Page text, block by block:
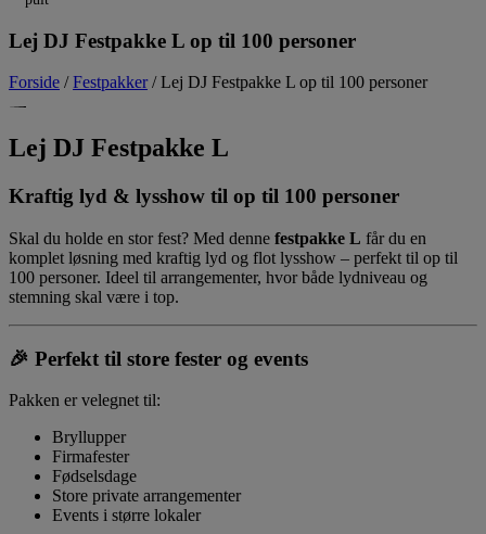
Lej DJ Festpakke L op til 100 personer
Forside /Festpakker/ Lej DJ Festpakke L op til 100 personer
Lej DJ Festpakke L
Kraftig lyd & lysshow til op til 100 personer
Skal du holde en stor fest? Med denne festpakke L får du en
komplet løsning med kraftig lyd og flot lysshow – perfekt til op til
100 personer. Ideel til arrangementer, hvor både lydniveau og
stemning skal være i top.
🎉 Perfekt til store fester og events
Pakken er velegnet til:
Bryllupper
Firmafester
Fødselsdage
Store private arrangementer
Events i større lokaler